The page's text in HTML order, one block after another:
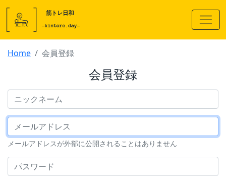
Home 会員登録
会員登録
メールアドレスが外部に公開されることはありません